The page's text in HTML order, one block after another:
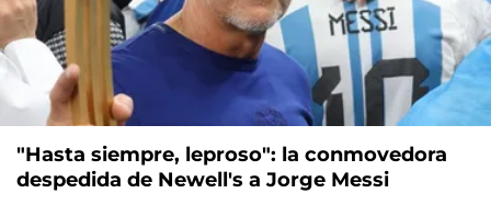
"Hasta siempre, leproso": la conmovedora
despedida de Newell's a Jorge Messi